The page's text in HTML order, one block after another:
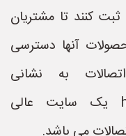
کنند تا مشتریان
آنها دسترسی
به نشانی
https://www.LooleEtesalat.ir یک سایت عالی
می باشد.